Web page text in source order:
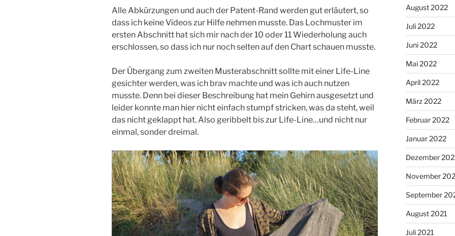
Alle Abkürzungen und auch der Patent-Rand werden gut erläutert, so
dass ich keine Videos zur Hilfe nehmen musste. Das Lochmuster im
ersten Abschnitt hat sich mir nach der 10 oder 11 Wiederholung auch
erschlossen, so dass ich nur noch selten auf den Chart schauen musste.
Der Übergang zum zweiten Musterabschnitt sollte mit einer Life-Line
gesichter werden, was ich brav machte und was ich auch nutzen
musste. Denn bei dieser Beschreibung hat mein Gehirn ausgesetzt und
leider konnte man hier nicht einfach stumpf stricken, was da steht, weil
das nicht geklappt hat. Also geribbelt bis zur Life-Line…und nicht nur
einmal, sonder dreimal.
August 2022
Juli 2022
Juni 2022
Mai 2022
April 2022
März 2022
Februar 2022
Januar 2022
Dezember
November
September
August 2021
Juli 2021